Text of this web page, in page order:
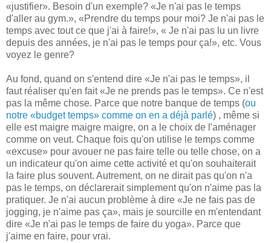
«justifier». Besoin d'un exemple? «Je n'ai pas le temps
d'aller au gym.», «Prendre du temps pour moi? Je n'ai pas le
temps avec tout ce que j'ai à faire!», « Je n'ai pas lu un livre
depuis des années, je n'ai pas le temps pour ça!», etc. Vous
voyez le genre?
Au fond, quand on s'entend dire «Je n'ai pas le temps», il
faut réaliser qu'en fait «Je ne prends pas le temps». Ce n'est
pas la même chose. Parce que notre banque de temps (ou
notre «budget temps» comme on en a déjà parlé) , même si
elle est maigre maigre maigre, on a le choix de l'aménager
comme on veut. Chaque fois qu'on utilise le temps comme
«excuse» pour avouer ne pas faire telle ou telle chose, on a
un indicateur qu'on aime cette activité et qu'on souhaiterait
la faire plus souvent. Autrement, on ne dirait pas qu'on n'a
pas le temps, on déclarerait simplement qu'on n'aime pas la
pratiquer. Je n'ai aucun problème à dire «Je ne fais pas de
jogging, je n'aime pas ça», mais je sourcille en m'entendant
dire «Je n'ai pas le temps de faire du yoga». Parce que
j'aime en faire, pour vrai.